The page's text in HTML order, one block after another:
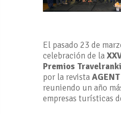
El pasado 23 de
celebración de la
Premios
por la revista
reuniendo un año
empresas turísticas